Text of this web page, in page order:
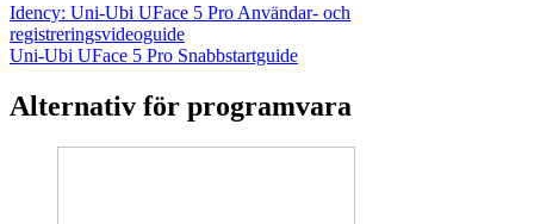
Idency: Uni-Ubi UFace 5 Pro Användar- och
registreringsvideoguide
Uni-Ubi UFace 5 Pro Snabbstartguide
Alternativ för programvara